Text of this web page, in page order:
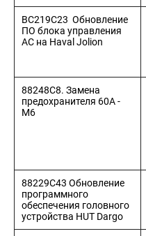
BC219C23 Обновление
ПО блока управления
АC на Haval Jolion
88248С8. Замена
предохранителя 60А -
M6
88229C43 Обновление
программного
обеспечения головного
устройства HUT Dargo